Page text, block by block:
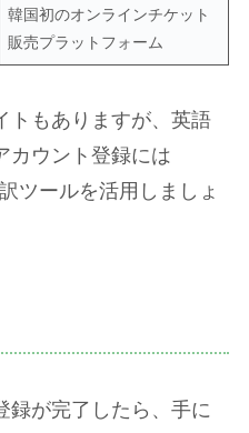
韓国初のオンラインチケット
販売プラットフォーム
トもありますが、英語
カウント登録には
ツールを活用しましょ
録が完了したら、手に